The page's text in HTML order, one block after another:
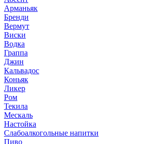
Арманьяк
Бренди
Вермут
Виски
Водка
Граппа
Джин
Кальвадос
Коньяк
Ликер
Ром
Текила
Мескаль
Настойка
Слабоалкогольные напитки
Пиво